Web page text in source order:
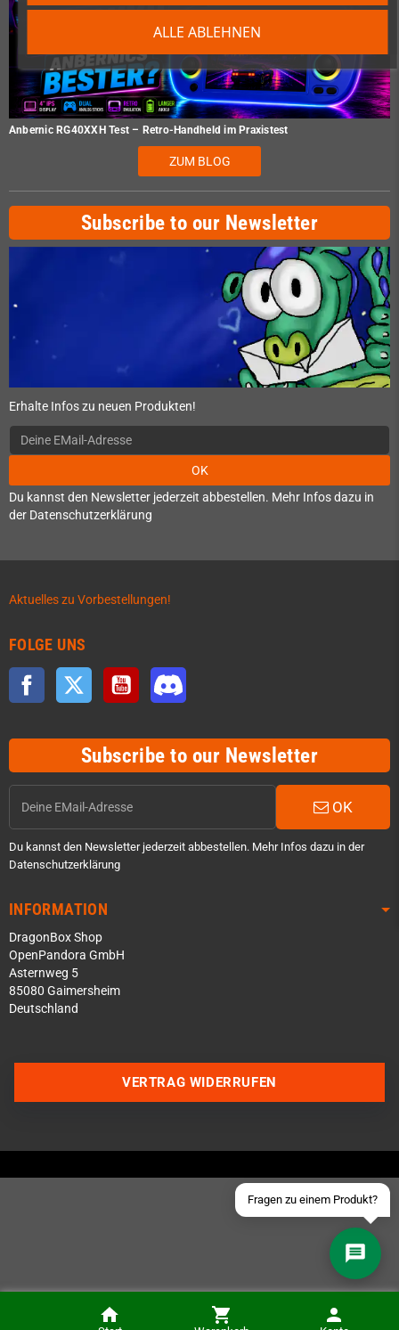
ALLE ABLEHNEN
Anbernic RG40XXH Test – Retro-Handheld im Praxistest
ZUM BLOG
Subscribe to our Newsletter
Erhalte Infos zu neuen Produkten!
OK
Du kannst den Newsletter jederzeit abbestellen. Mehr Infos dazu in
der Datenschutzerklärung
Aktuelles zu Vorbestellungen!
FOLGE UNS
Facebook Twitter YouTube
Subscribe to our Newsletter
OK
Du kannst den Newsletter jederzeit abbestellen. Mehr Infos dazu in der
Datenschutzerklärung
INFORMATION
DragonBox Shop
OpenPandora GmbH
Asternweg 5
85080 Gaimersheim
Deutschland
Fragen zu einem Produkt?
Schick uns eine eMail
VERTRAG WIDERRUFEN